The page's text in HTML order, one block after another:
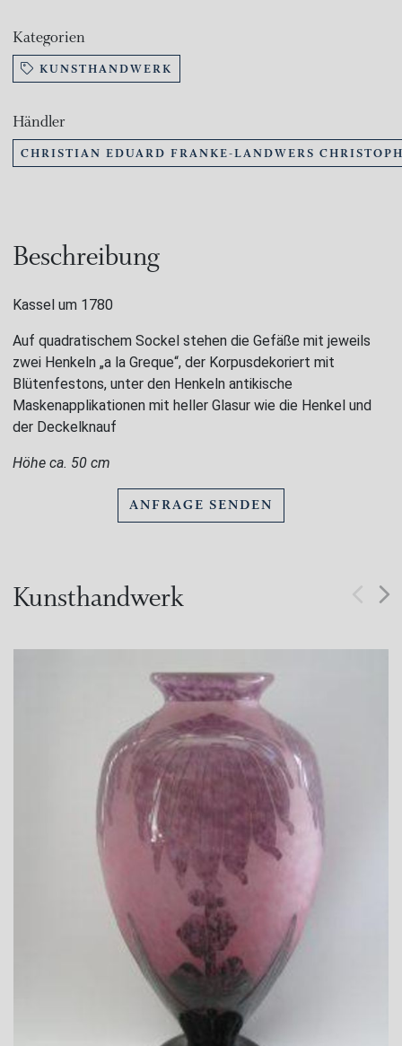
Kategorien
KUNSTHANDWERK
Händler
CHRISTIAN EDUARD FRANKE-LANDWERS
Beschreibung
Kassel um 1780
Auf quadratischem Sockel stehen die Gefäße mit jeweils
zwei Henkeln „a la Greque“, der Korpusdekoriert mit
Blütenfestons, unter den Henkeln antikische
Maskenapplikationen mit heller Glasur wie die Henkel und
der Deckelknauf
Höhe ca. 50 cm
ANFRAGE SENDEN
Kunsthandwerk